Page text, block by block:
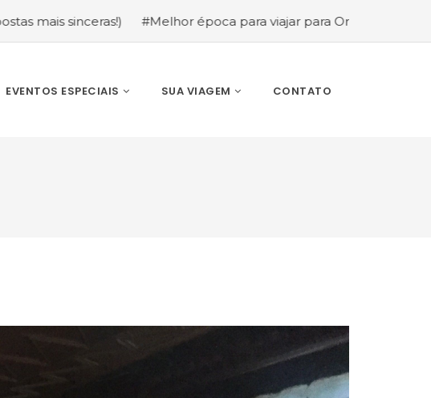
#Melhor época para viajar para Orlando: mês a mês (guia
EVENTOS ESPECIAIS SUA VIAGEM CONTATO